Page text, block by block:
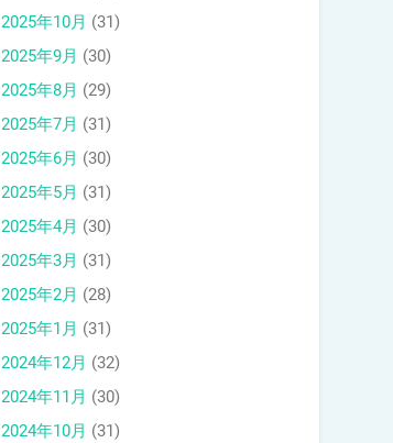
2025年10月 (31)
2025年9月 (30)
2025年8月 (29)
2025年7月 (31)
2025年6月 (30)
2025年5月 (31)
2025年4月 (30)
2025年3月 (31)
2025年2月 (28)
2025年1月 (31)
2024年12月 (32)
2024年11月 (30)
2024年10月 (31)